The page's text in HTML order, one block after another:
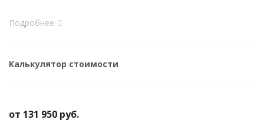
Подробнее
Калькулятор стоимости
от 131 950 руб.